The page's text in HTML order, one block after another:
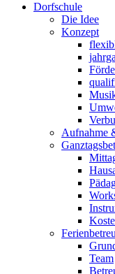
Dorfschule
Die Idee
Konzept
Aufnahme
Team